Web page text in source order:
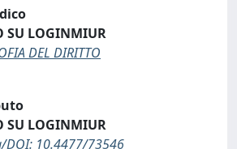
SU LOGINMIUR
DEL DIRITTO
SU LOGINMIUR
10.4477/73546